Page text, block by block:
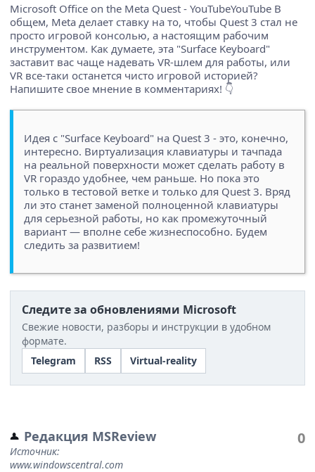
Microsoft Office on the Meta Quest - YouTubeYouTube В
общем, Meta делает ставку на то, чтобы Quest 3 стал не
просто игровой консолью, а настоящим рабочим
инструментом. Как думаете, эта "Surface Keyboard"
заставит вас чаще надевать VR-шлем для работы, или
VR все-таки останется чисто игровой историей?
Напишите свое мнение в комментариях! 👇
Идея с "Surface Keyboard" на Quest 3 - это, конечно,
интересно. Виртуализация клавиатуры и тачпада
на реальной поверхности может сделать работу в
VR гораздо удобнее, чем раньше. Но пока это
только в тестовой ветке и только для Quest 3. Вряд
ли это станет заменой полноценной клавиатуры
для серьезной работы, но как промежуточный
вариант — вполне себе жизнеспособно. Будем
следить за развитием!
Следите за обновлениями Microsoft
Свежие новости, разборы и инструкции в удобном
формате.
Telegram
RSS Virtual-reality
Редакция MSReview
Источник:
www.windowscentral.com
0